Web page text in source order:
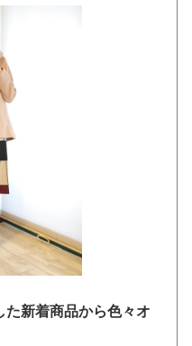
た新着商品から色々オ